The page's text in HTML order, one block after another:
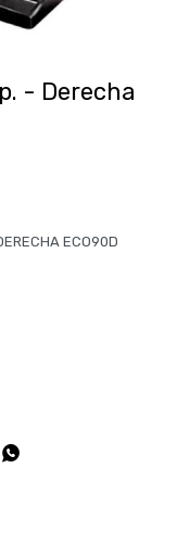
- Derecha
ECO90D
